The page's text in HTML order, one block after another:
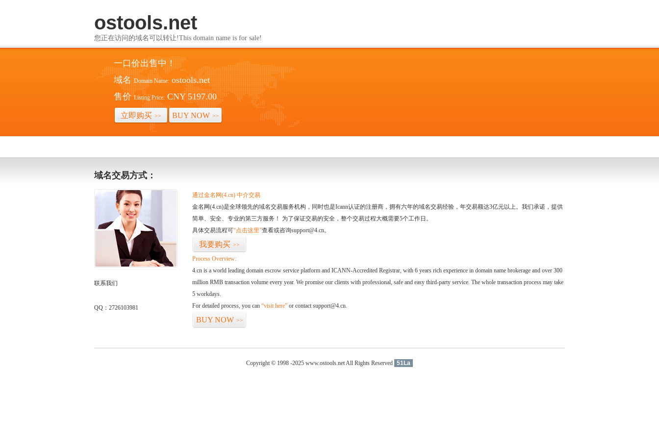
ostools.net
您正在访问的域名可以转让!This domain name is for sale!
一口价出售中！
域名 Domain Name: ostools.net
售价 Listing Price: CNY 5197.00
立即购买 >> BUY NOW >>
域名交易方式：
联系我们
QQ：2726103981
通过金名网(4.cn) 中介交易
金名网(4.cn)是全球领先的域名交易服务机构，同时也是Icann认证的注册商，拥有六年的域名交易经验，年交易额达3亿元以上。我们承诺，提供
简单、安全、专业的第三方服务！ 为了保证交易的安全，整个交易过程大概需要5个工作日。
具体交易流程可“点击这里”查看或咨询support@4.cn。
我要购买 >>
Process Overview:
4.cn is a world leading domain escrow service platform and ICANN-Accredited Registrar, with 6 years rich experience in domain name brokerage and over 300
million RMB transaction volume every year. We promise our clients with professional, safe and easy third-party service. The whole transaction process may take
5 workdays.
For detailed process, you can “visit here” or contact support@4.cn.
BUY NOW >>
Copyright © 1998 -2025 www.ostools.net All Rights Reserved 51La